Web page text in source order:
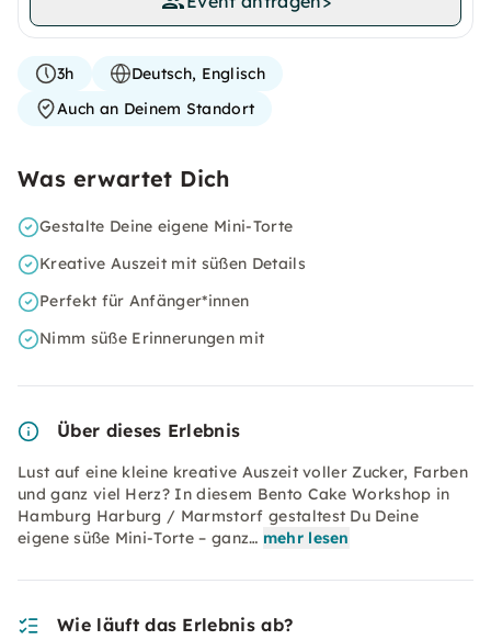
3h
Deutsch, Englisch
Auch an Deinem Standort
Was erwartet Dich
Gestalte Deine eigene Mini-Torte
Kreative Auszeit mit süßen Details
Perfekt für Anfänger*innen
Nimm süße Erinnerungen mit
Über dieses Erlebnis
Lust auf eine kleine kreative Auszeit voller Zucker, Farben
und ganz viel Herz? In diesem Bento Cake Workshop in
Hamburg Harburg / Marmstorf gestaltest Du Deine
eigene süße Mini-Torte – ganz… mehr lesen
Wie läuft das Erlebnis ab?